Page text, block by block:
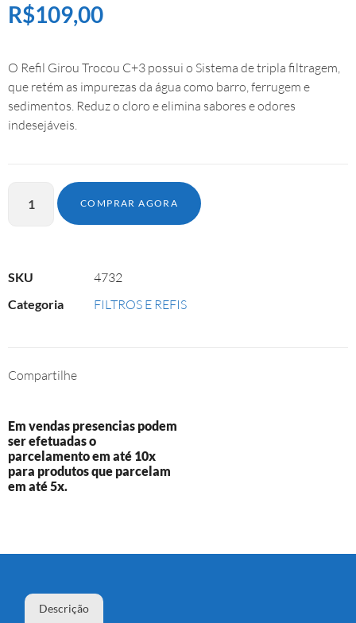
R$109,00
O Refil Girou Trocou C+3 possui o Sistema de tripla filtragem,
que retém as impurezas da água como barro, ferrugem e
sedimentos. Reduz o cloro e elimina sabores e odores
indesejáveis.
COMPRAR AGORA
SKU 4732
Categoria FILTROS E REFIS
Compartilhe
Em vendas presencias podem
ser efetuadas o
parcelamento em até 10x
para produtos que parcelam
em até 5x.
Descrição